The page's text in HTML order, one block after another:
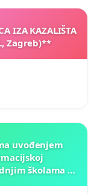
IZA KAZALIŠTA
Zagreb)**
uvođenjem
školama u